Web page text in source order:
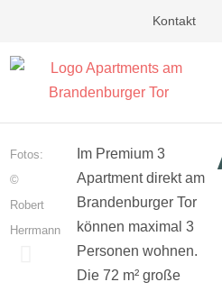
Kontakt
Fotos:
©
Robert
Herrmann
Im Premium 3
Apartment direkt am
Brandenburger Tor
können maximal 3
Personen wohnen.
Die 72 m² große